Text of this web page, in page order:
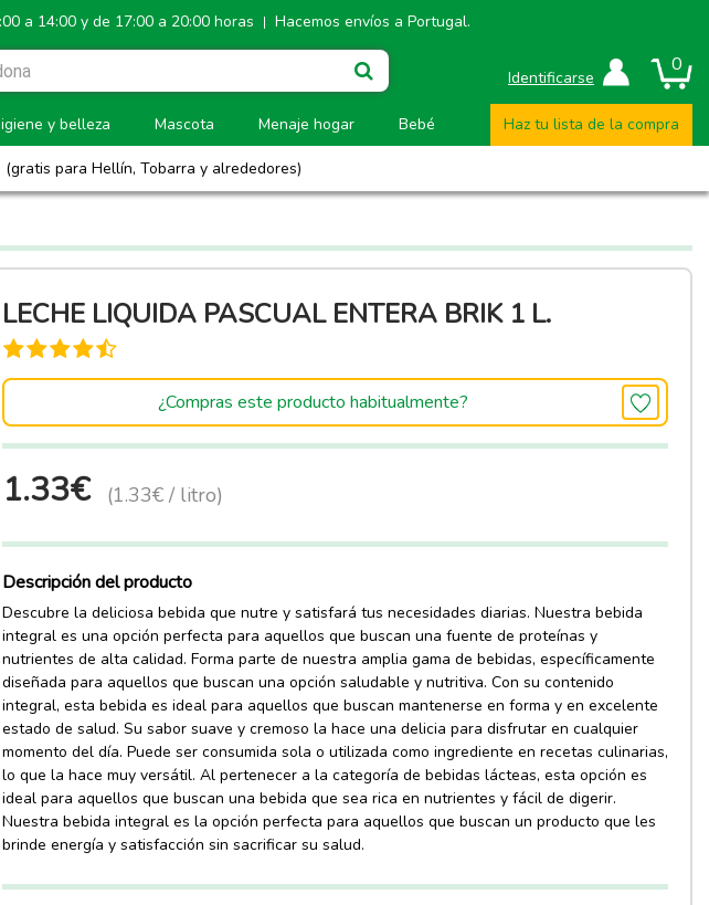
a 14:00 y de 17:00 a 20:00 horas | Hacemos envíos a Portugal.
0
Identificarse
y belleza Mascota Menaje hogar Bebé Haz tu lista de la compra
. (gratis para Hellín, Tobarra y alrededores)
LECHE LIQUIDA PASCUAL ENTERA BRIK 1 L.
¿Compras este producto habitualmente?
1.33€ (1.33€ / litro)
Descripción del producto
Descubre la deliciosa bebida que nutre y satisfará tus necesidades diarias. Nuestra bebida
integral es una opción perfecta para aquellos que buscan una fuente de proteínas y
nutrientes de alta calidad. Forma parte de nuestra amplia gama de bebidas, específicamente
diseñada para aquellos que buscan una opción saludable y nutritiva. Con su contenido
integral, esta bebida es ideal para aquellos que buscan mantenerse en forma y en excelente
estado de salud. Su sabor suave y cremoso la hace una delicia para disfrutar en cualquier
momento del día. Puede ser consumida sola o utilizada como ingrediente en recetas culinarias,
lo que la hace muy versátil. Al pertenecer a la categoría de bebidas lácteas, esta opción es
ideal para aquellos que buscan una bebida que sea rica en nutrientes y fácil de digerir.
Nuestra bebida integral es la opción perfecta para aquellos que buscan un producto que les
brinde energía y satisfacción sin sacrificar su salud.